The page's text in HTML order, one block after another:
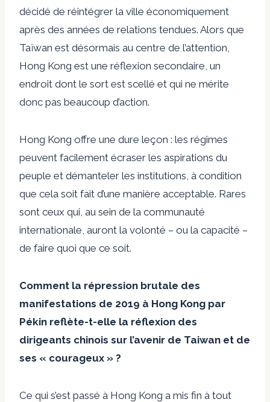
décidé de réintégrer la ville économiquement
après des années de relations tendues. Alors que
Taïwan est désormais au centre de l’attention,
Hong Kong est une réflexion secondaire, un
endroit dont le sort est scellé et qui ne mérite
donc pas beaucoup d’action.
Hong Kong offre une dure leçon : les régimes
peuvent facilement écraser les aspirations du
peuple et démanteler les institutions, à condition
que cela soit fait d’une manière acceptable. Rares
sont ceux qui, au sein de la communauté
internationale, auront la volonté – ou la capacité –
de faire quoi que ce soit.
Comment la répression brutale des
manifestations de 2019 à Hong Kong par
Pékin reflète-t-elle la réflexion des
dirigeants chinois sur l’avenir de Taiwan et de
ses « courageux » ?
Ce qui s’est passé à Hong Kong a mis fin à tout